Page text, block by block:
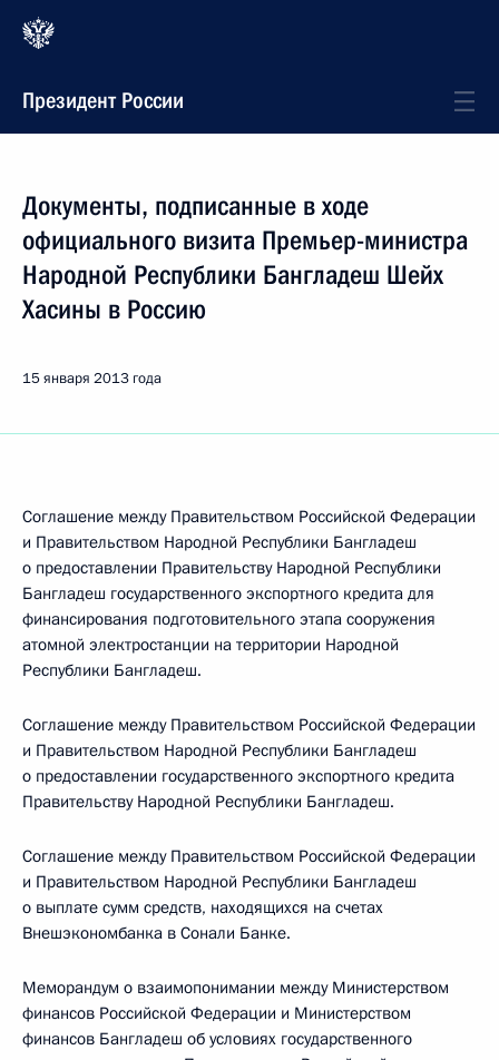
Президент России
Документы, подписанные в ходе
официального визита Премьер-министра
Народной Республики Бангладеш Шейх
Хасины в Россию
15 января 2013 года
Соглашение между Правительством Российской Федерации
и Правительством Народной Республики Бангладеш
о предоставлении Правительству Народной Республики
Бангладеш государственного экспортного кредита для
финансирования подготовительного этапа сооружения
атомной электростанции на территории Народной
Республики Бангладеш.
Соглашение между Правительством Российской Федерации
и Правительством Народной Республики Бангладеш
о предоставлении государственного экспортного кредита
Правительству Народной Республики Бангладеш.
Соглашение между Правительством Российской Федерации
и Правительством Народной Республики Бангладеш
о выплате сумм средств, находящихся на счетах
Внешэкономбанка в Сонали Банке.
Меморандум о взаимопонимании между Министерством
финансов Российской Федерации и Министерством
финансов Бангладеш об условиях государственного